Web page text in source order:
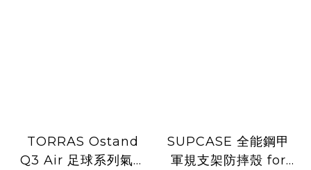
TORRAS Ostand
Q3 Air 足球系列氣囊
SUPCASE 全能鋼甲
軍規支架防摔殼 for